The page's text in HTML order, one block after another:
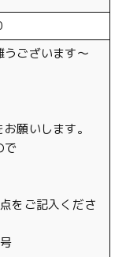
ございます〜
願いします。
で
をご記入くださ